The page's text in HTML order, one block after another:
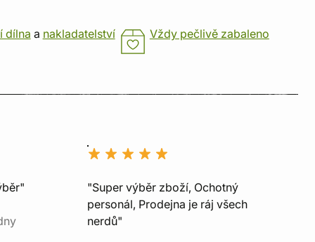
dílna a nakladatelství Vždy pečlivě zabaleno
"Super výběr zboží, Ochotný
personál, Prodejna je ráj všech
nerdů"